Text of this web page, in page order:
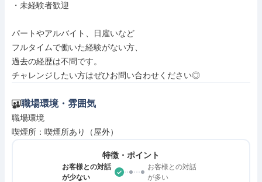
・未経験者歓迎
パートやアルバイト、日雇いなど
フルタイムで働いた経験がない方、
過去の経歴は不問です。
チャレンジしたい方はぜひお問い合わせください◎
職場環境・雰囲気
職場環境
喫煙所：喫煙所あり（屋外）
特徴・ポイント
お客様との対話
が少ない
お客様との対話
が多い